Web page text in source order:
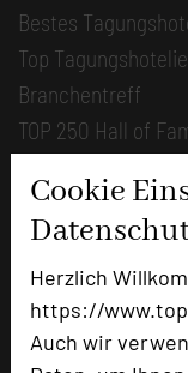
Cookie
Herzlich
https://
Auch wir
Bestes
Top
Branchentreff
TOP 250 Hall of
Alle Informationen
Beliebte
Profisuche
Seminar